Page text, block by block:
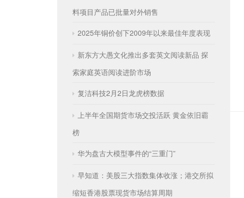
料项目产品已批量对外销售
2025年铜价创下2009年以来最佳年度表现
新东方大愚文化推出多套英文阅读新品 探
索家庭英语阅读进阶市场
复洁科技2月2日龙虎榜数据
上半年全国期货市场交投活跃 黄金依旧霸
榜
华为盘古大模型事件的“三重门”
早知道：美股三大指数集体收涨；港交所拟
缩短香港股票现货市场结算周期